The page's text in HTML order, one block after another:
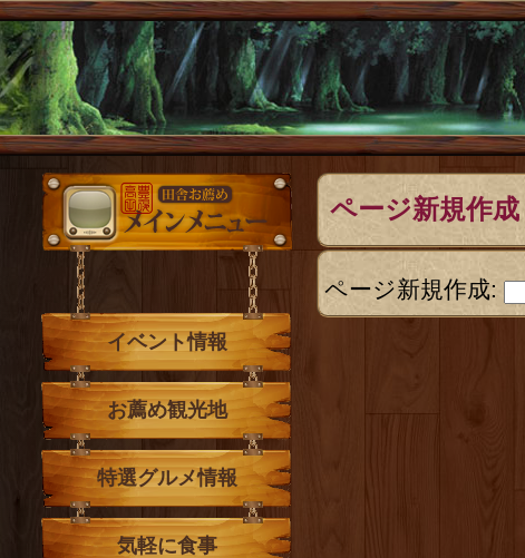
ページ新規作成
ページ新規作成:
メインメニュー
イベント情報
お薦め観光地
特選グルメ情報
気軽に食事